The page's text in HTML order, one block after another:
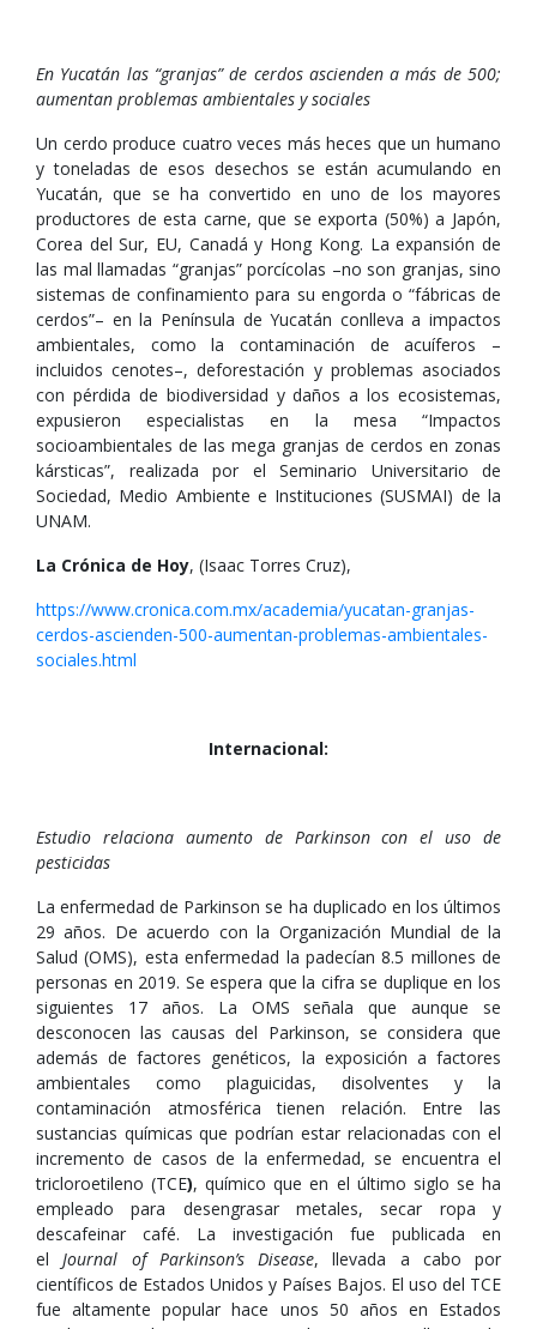
En Yucatán las “granjas” de cerdos ascienden a más de 500;
aumentan problemas ambientales y sociales
Un cerdo produce cuatro veces más heces que un humano
y toneladas de esos desechos se están acumulando en
Yucatán, que se ha convertido en uno de los mayores
productores de esta carne, que se exporta (50%) a Japón,
Corea del Sur, EU, Canadá y Hong Kong. La expansión de
las mal llamadas “granjas” porcícolas –no son granjas, sino
sistemas de confinamiento para su engorda o “fábricas de
cerdos”– en la Península de Yucatán conlleva a impactos
ambientales, como la contaminación de acuíferos –
incluidos cenotes–, deforestación y problemas asociados
con pérdida de biodiversidad y daños a los ecosistemas,
expusieron especialistas en la mesa “Impactos
socioambientales de las mega granjas de cerdos en zonas
kársticas”, realizada por el Seminario Universitario de
Sociedad, Medio Ambiente e Instituciones (SUSMAI) de la
UNAM.
La Crónica de Hoy, (Isaac Torres Cruz),
https://www.cronica.com.mx/academia/yucatan-granjas-
cerdos-ascienden-500-aumentan-problemas-ambientales-
sociales.html
Internacional:
Estudio relaciona aumento de Parkinson con el uso de
pesticidas
La enfermedad de Parkinson se ha duplicado en los últimos
29 años. De acuerdo con la Organización Mundial de la
Salud (OMS), esta enfermedad la padecían 8.5 millones de
personas en 2019. Se espera que la cifra se duplique en los
siguientes 17 años. La OMS señala que aunque se
desconocen las causas del Parkinson, se considera que
además de factores genéticos, la exposición a factores
ambientales como plaguicidas, disolventes y la
contaminación atmosférica tienen relación. Entre las
sustancias químicas que podrían estar relacionadas con el
incremento de casos de la enfermedad, se encuentra el
tricloroetileno (TCE), químico que en el último siglo se ha
empleado para desengrasar metales, secar ropa y
descafeinar café. La investigación fue publicada en
elJournal of Parkinson’s Disease, llevada a cabo por
científicos de Estados Unidos y Países Bajos. El uso del TCE
fue altamente popular hace unos 50 años en Estados